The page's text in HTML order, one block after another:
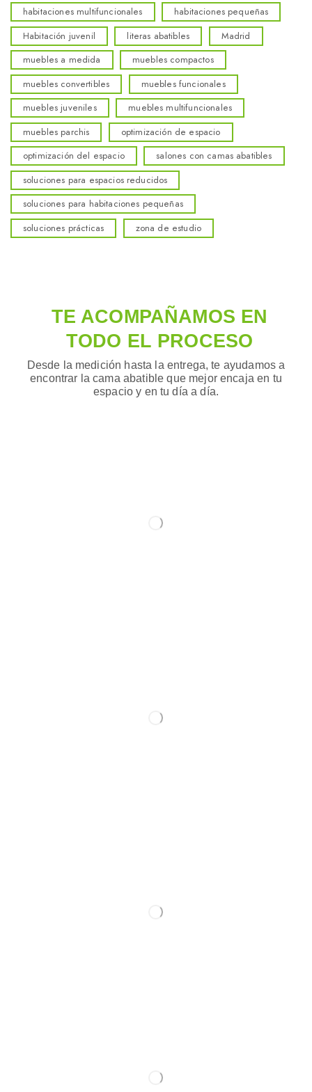
habitaciones multifuncionales
habitaciones pequeñas
Habitación juvenil
literas abatibles
Madrid
muebles a medida
muebles compactos
muebles convertibles
muebles funcionales
muebles juveniles
muebles multifuncionales
muebles parchis
optimización de espacio
optimización del espacio
salones con camas abatibles
soluciones para espacios reducidos
soluciones para habitaciones pequeñas
soluciones prácticas
zona de estudio
TE ACOMPAÑAMOS EN
TODO EL PROCESO
Desde la medición hasta la entrega, te ayudamos a
encontrar la cama abatible que mejor encaja en tu
espacio y en tu día a día.